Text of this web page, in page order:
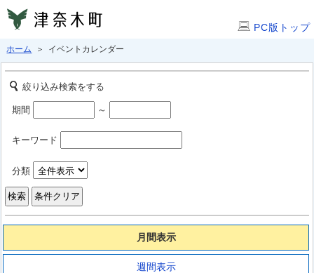
PC版トップ
ホーム ＞ イベントカレンダー
絞り込み検索をする
期間 ～
キーワード
分類
月間表示
週間表示